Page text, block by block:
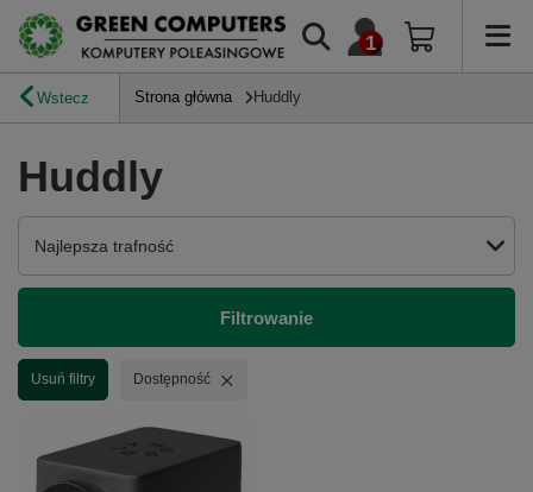
Wstecz Strona główna Huddly
Huddly
Zmień sortowanie
Najlepsza trafność
Filtrowanie
Usuń filtry Usuń filtr
Dostępność